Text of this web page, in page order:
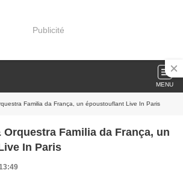
Publicité
MENU
Familia da França, un époustouflant Live In Paris
Orquestra Familia da França, un
In Paris